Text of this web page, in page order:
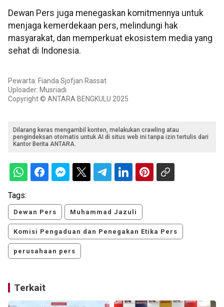
Dewan Pers juga menegaskan komitmennya untuk
menjaga kemerdekaan pers, melindungi hak
masyarakat, dan memperkuat ekosistem media yang
sehat di Indonesia.
Pewarta: Fianda Sjofjan Rassat
Uploader: Musriadi
Copyright © ANTARA BENGKULU 2025
Dilarang keras mengambil konten, melakukan crawling atau
pengindeksan otomatis untuk AI di situs web ini tanpa izin tertulis dari
Kantor Berita ANTARA.
Tags:
Dewan Pers Muhammad Jazuli
Komisi Pengaduan dan Penegakan Etika Pers
perusahaan pers
Terkait